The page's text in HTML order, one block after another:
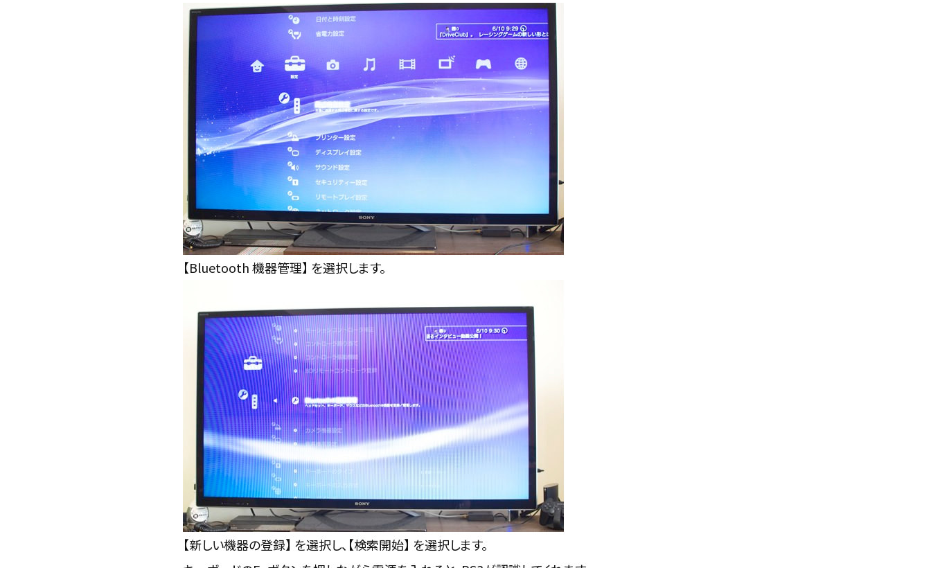
【Bluetooth 機器管理】 を選択します。
【新しい機器の登録】 を選択し、【検索開始】 を選択します。